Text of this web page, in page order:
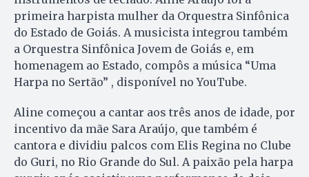
primeira harpista mulher da Orquestra Sinfônica
do Estado de Goiás. A musicista integrou também
a Orquestra Sinfônica Jovem de Goiás e, em
homenagem ao Estado, compôs a música “Uma
Harpa no Sertão” , disponível no YouTube.
Aline começou a cantar aos três anos de idade, por
incentivo da mãe Sara Araújo, que também é
cantora e dividiu palcos com Elis Regina no Clube
do Guri, no Rio Grande do Sul. A paixão pela harpa